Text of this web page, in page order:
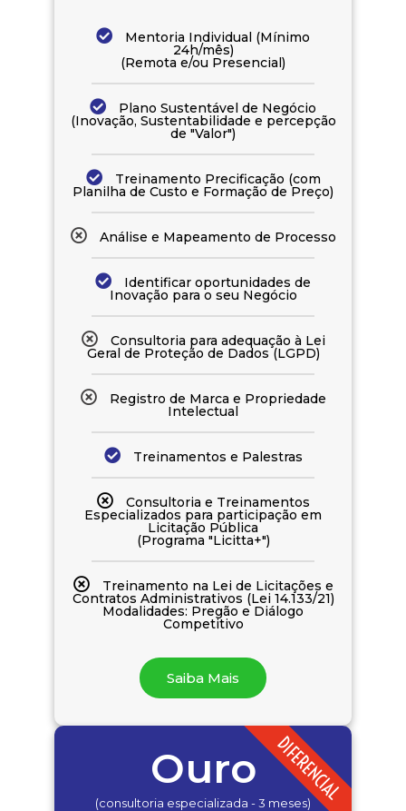
Mentoria Individual (Mínimo
24h/mês)
(Remota e/ou Presencial)
Plano Sustentável de Negócio
(Inovação, Sustentabilidade e percepção
de "Valor")
Treinamento Precificação (com
Planilha de Custo e Formação de Preço)
Análise e Mapeamento de Processo
Identificar oportunidades de
Inovação para o seu Negócio
Consultoria para adequação à Lei
Geral de Proteção de Dados (LGPD)
Registro de Marca e Propriedade
Intelectual
Treinamentos e Palestras
Consultoria e Treinamentos
Especializados para participação em
Licitação Pública
(Programa "Licitta+")
Treinamento na Lei de Licitações e
Contratos Administrativos (Lei 14.133/21)
Modalidades: Pregão e Diálogo
Competitivo
Saiba Mais
Ouro
(consultoria especializada - 3 meses)DIFERENCIAL